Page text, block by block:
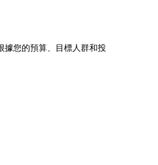
據您的預算、目標人群和投